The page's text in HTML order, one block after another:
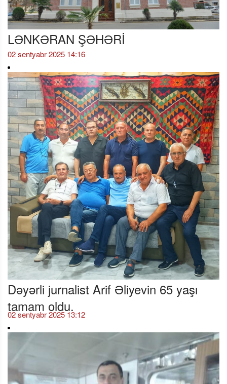
LƏNKƏRAN ŞƏHƏRİ
02 sentyabr 2025 14:16
Dəyərli jurnalist Arif Əliyevin 65 yaşı
tamam oldu.
02 sentyabr 2025 13:12